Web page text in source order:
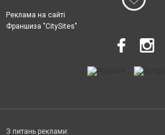
Реклама на сайті
Франшиза "CitySites"
З питань реклами: